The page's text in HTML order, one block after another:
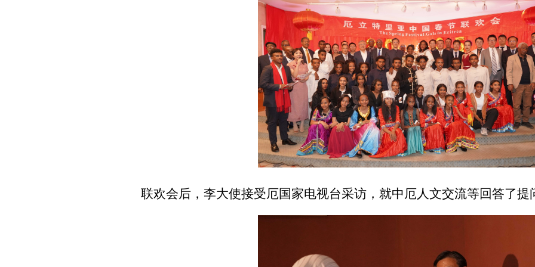
联欢会后，李大使接受厄国家电视台采访，就中厄人文交流等回答了提